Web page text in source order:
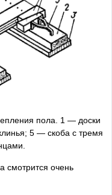
пола. 1 — доски
5 — скоба с тремя
смотрится очень